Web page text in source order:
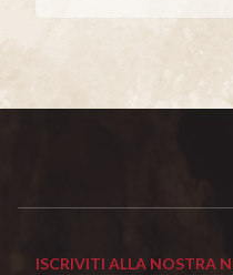
ISCRIVITI ALLA NOSTRA